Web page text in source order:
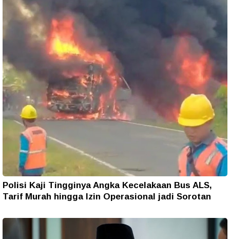
Polisi Kaji Tingginya Angka Kecelakaan Bus ALS,
Tarif Murah hingga Izin Operasional jadi Sorotan